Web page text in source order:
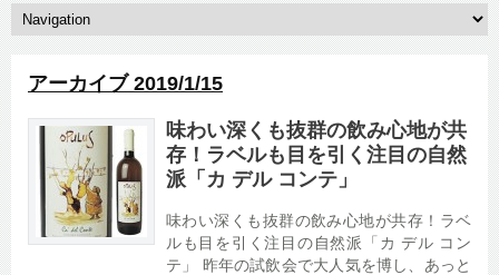
アーカイブ 2019/1/15
味わい深くも抜群の飲み心地が共
存！ラベルも目を引く注目の自然
派「カ デル コンテ」
味わい深くも抜群の飲み心地が共存！ラベ
ルも目を引く注目の自然派「カ デル コン
テ」 昨年の試飲会で大人気を博し、あっと